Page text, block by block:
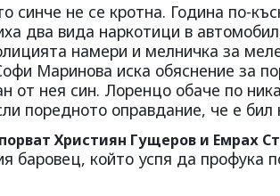
синче не се кротна. Година по-
два вида наркотици в
намери и мелничка за
Маринова иска обяснение за
от нея син. Лоренцо обаче по
поредното оправдание, че е бил
Християн Гущеров и Емрах
баровец, който успя да профука